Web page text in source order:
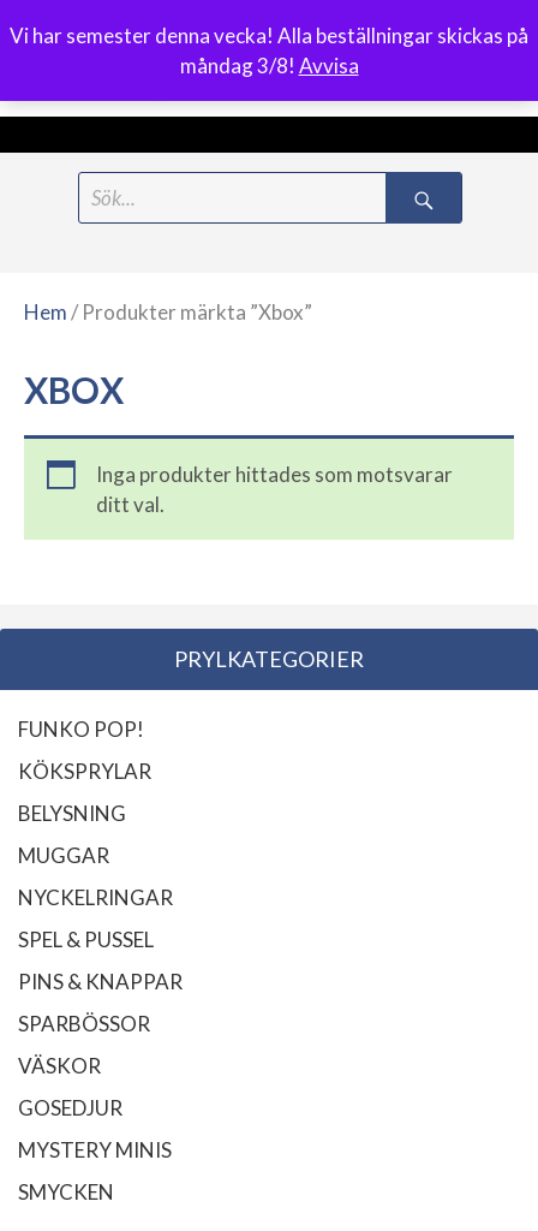
Vi har semester denna vecka! Alla beställningar skickas på
måndag 3/8! Avvisa
0
Meny
Hem/ Produkter märkta ”Xbox”
XBOX
Inga produkter hittades som motsvarar
ditt val.
PRYLKATEGORIER
FUNKO POP!
KÖKSPRYLAR
BELYSNING
MUGGAR
NYCKELRINGAR
SPEL & PUSSEL
PINS & KNAPPAR
SPARBÖSSOR
VÄSKOR
GOSEDJUR
MYSTERY MINIS
SMYCKEN